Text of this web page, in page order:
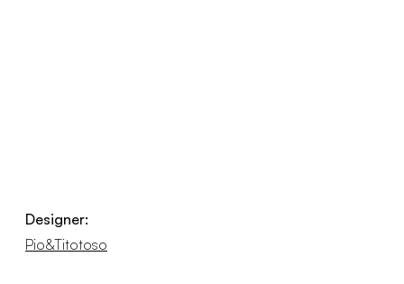
Designer:
Pio&Titotoso